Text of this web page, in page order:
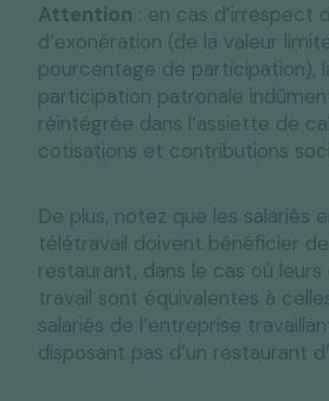
Attention : en cas d’irrespect
d’exonération (de la valeur
pourcentage de participation),
participation patronale
réintégrée dans l’assiette de
cotisations et contributions
De plus, notez que les salariés
télétravail doivent bénéficier
restaurant, dans le cas où
travail sont équivalentes à
salariés de l’entreprise
disposant pas d’un restaurant